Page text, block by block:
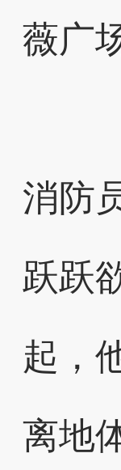
薇广
消防
跃跃
起，
离地